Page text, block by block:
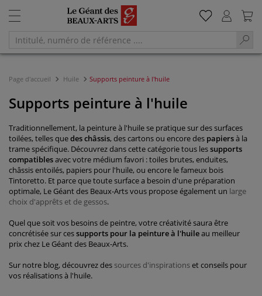
Page d'accueil Huile Supports peinture à l'huile
Supports peinture à l'huile
Traditionnellement, la peinture à l'huile se pratique sur des surfaces
toilées, telles quedes châssis, des cartons ou encore des papiersà la
trame spécifique. Découvrez dans cette catégorie tous lessupports
compatiblesavec votre médium favori : toiles brutes, enduites,
châssis entoilés, papiers pour l'huile, ou encore le fameux bois
Tintoretto. Et parce que toute surface a besoin d'une préparation
optimale, Le Géant des Beaux-Arts vous propose également un large
choix d'apprêts et de gessos.
Quel que soit vos besoins de peintre, votre créativité saura être
concrétisée sur cessupports pour la peinture à l'huileau meilleur
prix chez Le Géant des Beaux-Arts.
Sur notre blog, découvrez des sources d'inspirationset conseils pour
vos réalisations à l'huile.